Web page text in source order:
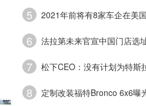
5 2021年前将有8家车企在美
6 法拉第未来官宣中国门店选
7 松下CEO：没有计划为特斯
8 定制改装福特Bronco 6x6曝